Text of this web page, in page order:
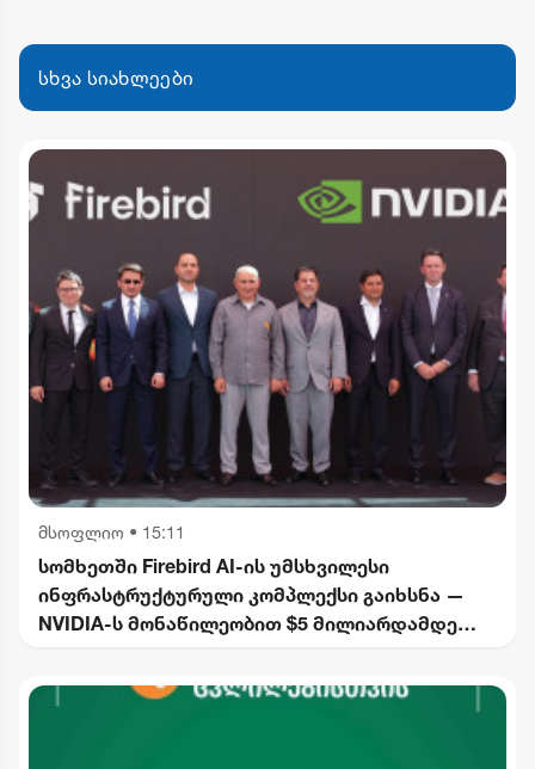
სხვა სიახლეები
მსოფლიო • 15:11
სომხეთში Firebird AI-ის უმსხვილესი
ინფრასტრუქტურული კომპლექსი გაიხსნა —
NVIDIA-ს მონაწილეობით $5 მილიარდამდე